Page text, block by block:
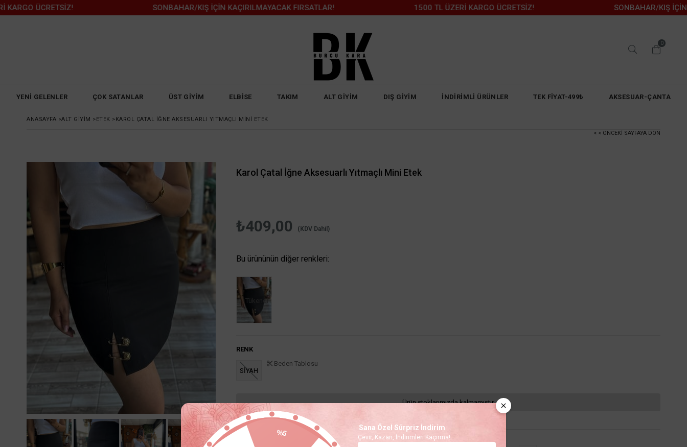
ÜCRETSİZ! SONBAHAR/KIŞ İÇİN KAÇIRILMAYACAK FIRSATLAR! 1500 TL ÜZERİ KARGO ÜCRETSİZ! SONBAHAR/KIŞ İÇİN
0
YENİ GELENLER ÇOK SATANLAR ÜST GİYİM ELBİSE TAKIM ALT GİYİM DIŞ GİYİM İNDİRİMLİ ÜRÜNLER TEK FİYAT-499₺ AKSESUAR-ÇANTA
ANASAYFA >ALT GİYİM >ETEK >KAROL ÇATAL İĞNE AKSESUARLI YITMAÇLI MINI ETEK
< < ÖNCEKI SAYFAYA DÖN
Karol Çatal İğne Aksesuarlı Yıtmaçlı Mini Etek
₺409,00 (KDV Dahil)
Bu ürününün diğer renkleri:
Tükendi
RENK
SİYAH
Beden Tablosu
Ürün stoklarımızda kalmamıştır.
Sana Özel Sürpriz İndirim
Çevir, Kazan, İndirimleri Kaçırma!